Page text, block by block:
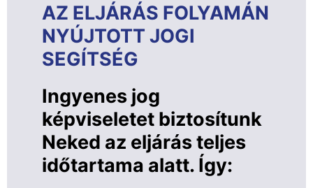
AZ ELJÁRÁS FOLYAMÁN
NYÚJTOTT JOGI
SEGÍTSÉG
Ingyenes jog
képviseletet biztosítunk
Neked az eljárás teljes
időtartama alatt. Így: